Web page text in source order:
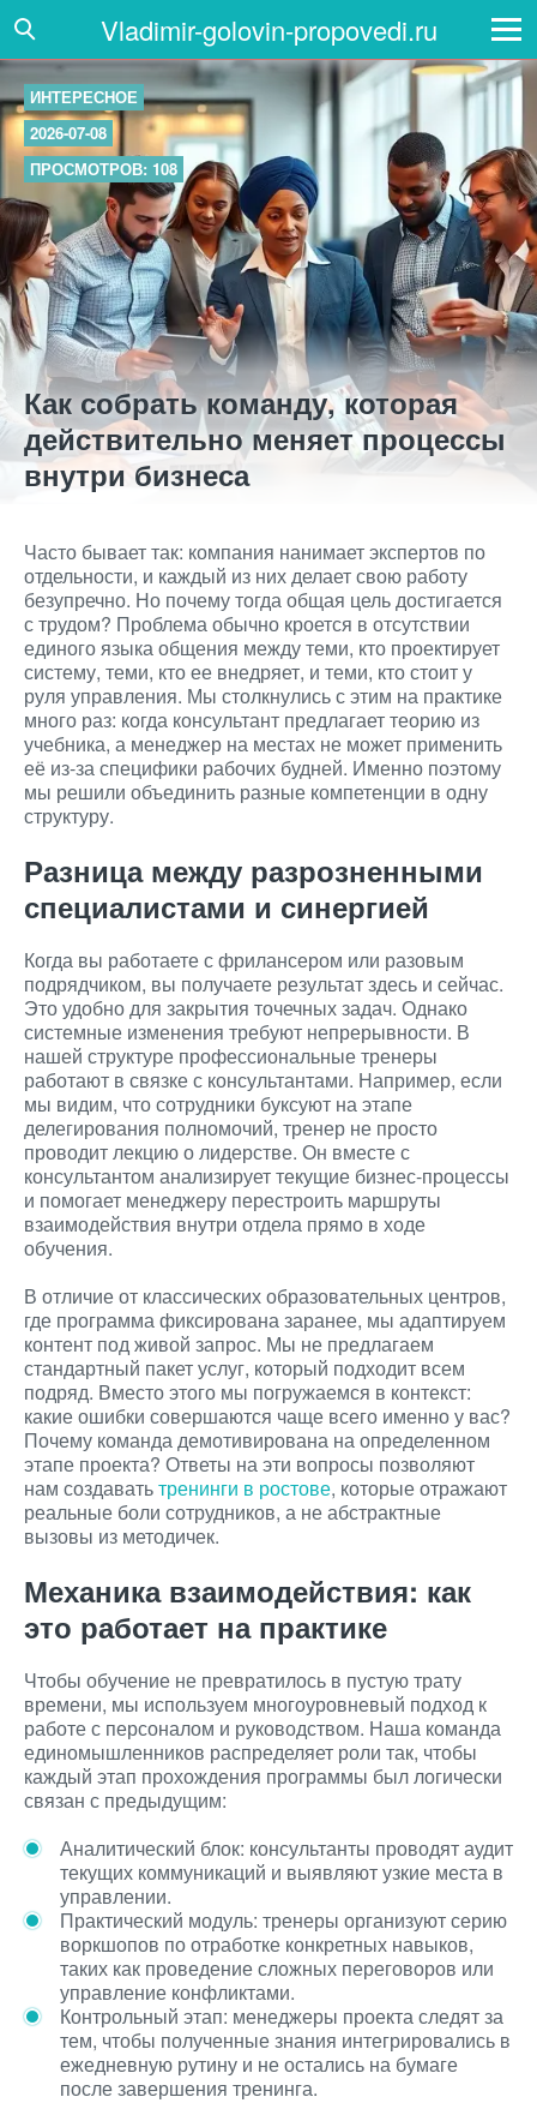
Vladimir-golovin-propovedi.ru
ИНТЕРЕСНОЕ
2026-07-08
ПРОСМОТРОВ: 108
Как собрать команду, которая
действительно меняет процессы
внутри бизнеса
Часто бывает так: компания нанимает экспертов по
отдельности, и каждый из них делает свою работу
безупречно. Но почему тогда общая цель достигается
с трудом? Проблема обычно кроется в отсутствии
единого языка общения между теми, кто проектирует
систему, теми, кто ее внедряет, и теми, кто стоит у
руля управления. Мы столкнулись с этим на практике
много раз: когда консультант предлагает теорию из
учебника, а менеджер на местах не может применить
её из-за специфики рабочих будней. Именно поэтому
мы решили объединить разные компетенции в одну
структуру.
Разница между разрозненными
специалистами и синергией
Когда вы работаете с фрилансером или разовым
подрядчиком, вы получаете результат здесь и сейчас.
Это удобно для закрытия точечных задач. Однако
системные изменения требуют непрерывности. В
нашей структуре профессиональные тренеры
работают в связке с консультантами. Например, если
мы видим, что сотрудники буксуют на этапе
делегирования полномочий, тренер не просто
проводит лекцию о лидерстве. Он вместе с
консультантом анализирует текущие бизнес-процессы
и помогает менеджеру перестроить маршруты
взаимодействия внутри отдела прямо в ходе
обучения.
В отличие от классических образовательных центров,
где программа фиксирована заранее, мы адаптируем
контент под живой запрос. Мы не предлагаем
стандартный пакет услуг, который подходит всем
подряд. Вместо этого мы погружаемся в контекст:
какие ошибки совершаются чаще всего именно у вас?
Почему команда демотивирована на определенном
этапе проекта? Ответы на эти вопросы позволяют
нам создаватьтренинги в ростове, которые отражают
реальные боли сотрудников, а не абстрактные
вызовы из методичек.
Механика взаимодействия: как
это работает на практике
Чтобы обучение не превратилось в пустую трату
времени, мы используем многоуровневый подход к
работе с персоналом и руководством. Наша команда
единомышленников распределяет роли так, чтобы
каждый этап прохождения программы был логически
связан с предыдущим:
Аналитический блок: консультанты проводят аудит
текущих коммуникаций и выявляют узкие места в
управлении.
Практический модуль: тренеры организуют серию
воркшопов по отработке конкретных навыков,
таких как проведение сложных переговоров или
управление конфликтами.
Контрольный этап: менеджеры проекта следят за
тем, чтобы полученные знания интегрировались в
ежедневную рутину и не остались на бумаге
после завершения тренинга.